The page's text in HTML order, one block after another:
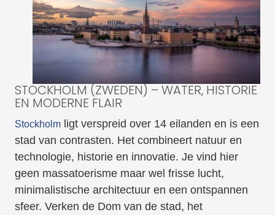
STOCKHOLM (ZWEDEN) – WATER, HISTORIE
EN MODERNE FLAIR
Stockholmligt verspreid over 14 eilanden en is een
stad van contrasten. Het combineert natuur en
technologie, historie en innovatie. Je vind hier
geen massatoerisme maar wel frisse lucht,
minimalistische architectuur en een ontspannen
sfeer. Verken de Dom van de stad, het